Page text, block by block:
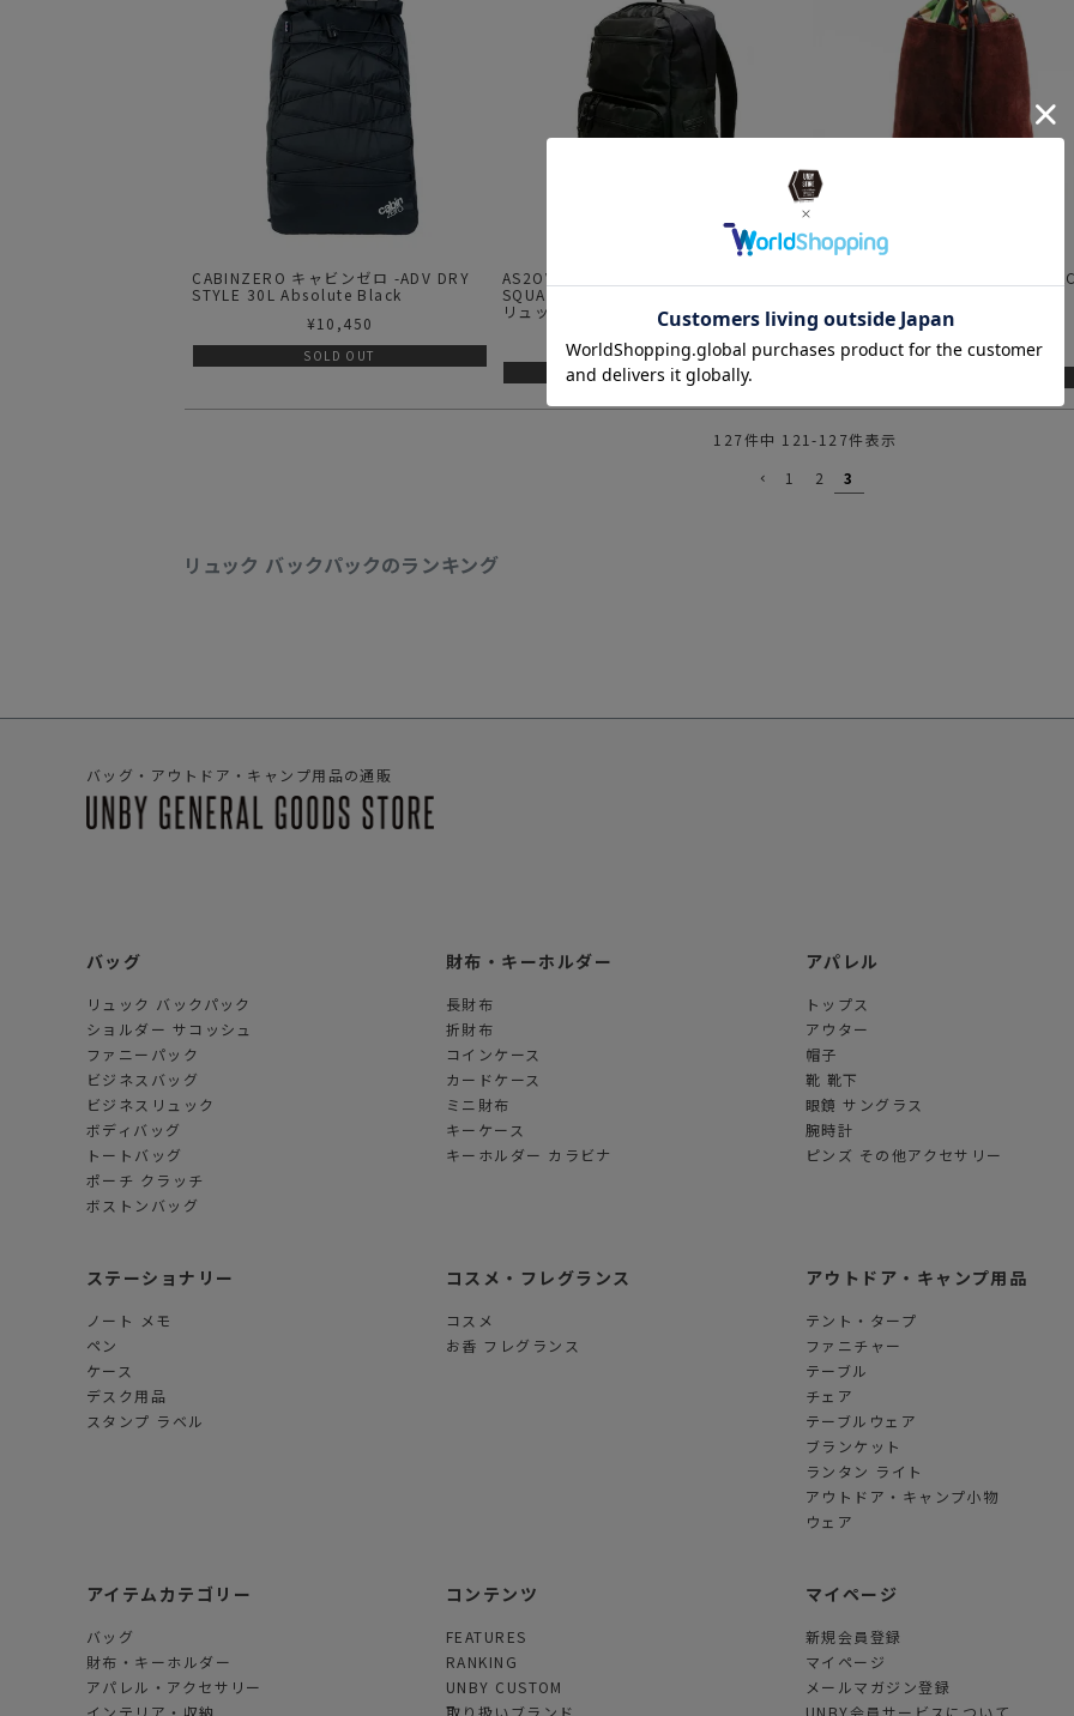
CABINZERO キャビンゼロ -ADV DRY
STYLE 30L Absolute Black
¥10,450
SOLD OUT
AS2OV (アッソブ) 210D NYLON TWILL
SQUARE BACK PACK / バックパック
リュック
¥26,400
SOLD OUT
WISCE (ワイス) LATHER
4.00
¥17,600
127件中 121-127件表示
1
2 3
リュック バックパックのランキング
バッグ・アウトドア・キャンプ用品の通販
バッグ
リュック バックパック
ショルダー サコッシュ
ファニーパック
ビジネスバッグ
ビジネスリュック
ボディバッグ
トートバッグ
ポーチ クラッチ
ボストンバッグ
財布・キーホルダー
長財布
折財布
コインケース
カードケース
ミニ財布
キーケース
キーホルダー カラビナ
アパレル
トップス
アウター
帽子
靴 靴下
眼鏡 サングラス
腕時計
ピンズ その他アクセサリー
ステーショナリー
ノート メモ
ペン
ケース
デスク用品
スタンプ ラベル
コスメ・フレグランス
コスメ
お香 フレグランス
アウトドア・キャンプ用品
テント・タープ
ファニチャー
テーブル
チェア
テーブルウェア
ブランケット
ランタン ライト
アウトドア・キャンプ小物
ウェア
アイテムカテゴリー
バッグ
財布・キーホルダー
アパレル・アクセサリー
インテリア・収納
コンテンツ
FEATURES
RANKING
UNBY CUSTOM
取り扱いブランド
マイページ
新規会員登録
マイページ
メールマガジン登録
UNBY会員サービスについて